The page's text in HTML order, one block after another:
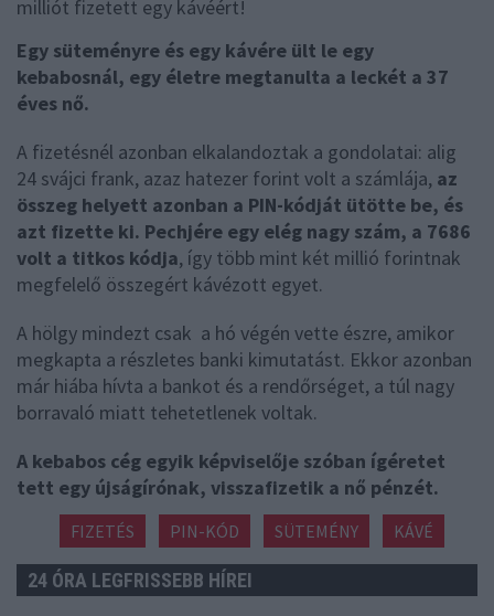
Egy süteményre és egy kávére ült le egy
kebabosnál, egy életre megtanulta a leckét a 37
éves nő.
A fizetésnél azonban elkalandoztak a gondolatai: alig
24 svájci frank, azaz hatezer forint volt a számlája, az
összeg helyett azonban a PIN-kódját ütötte be, és
azt fizette ki. Pechjére egy elég nagy szám, a 7686
volt a titkos kódja, így több mint két millió forintnak
megfelelő összegért kávézott egyet.
A hölgy mindezt csak a hó végén vette észre, amikor
megkapta a részletes banki kimutatást. Ekkor azonban
már hiába hívta a bankot és a rendőrséget, a túl nagy
borravaló miatt tehetetlenek voltak.
A kebabos cég egyik képviselője szóban ígéretet
tett egy újságírónak, visszafizetik a nő pénzét.
FIZETÉS PIN-KÓD SÜTEMÉNY KÁVÉ
24 ÓRA LEGFRISSEBB HÍREI